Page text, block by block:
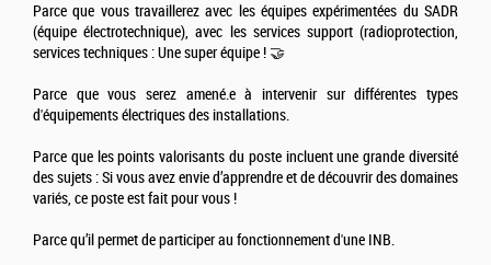
Parce que vous travaillerez avec les équipes expérimentées du SADR
(équipe électrotechnique), avec les services support (radioprotection,
services techniques : Une super équipe ! 🤝
Parce que vous serez amené.e à intervenir sur différentes types
d'équipements électriques des installations.
Parce que les points valorisants du poste incluent une grande diversité
des sujets : Si vous avez envie d’apprendre et de découvrir des domaines
variés, ce poste est fait pour vous !
Parce qu’il permet de participer au fonctionnement d'une INB.